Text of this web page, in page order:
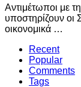
Αντιμέτωποι με
υποστηρίζουν οι
οικονομικά …
Recent
Popular
Comments
Tags